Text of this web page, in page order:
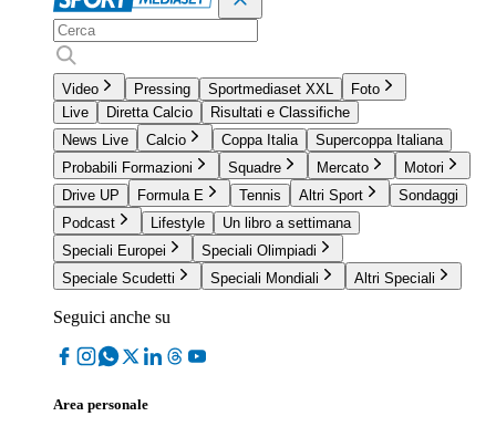
Video Pressing Sportmediaset XXL
Foto
Live
Diretta Calcio
Risultati e Classifiche
News Live
Calcio Coppa Italia
Supercoppa Italiana
Probabili Formazioni
Squadre Mercato
Motori
Drive UP
Formula E Tennis Altri Sport
Sondaggi
Podcast
Lifestyle
Un libro a settimana
Speciali Europei
Speciali Olimpiadi
Speciale Scudetti
Speciali Mondiali Altri Speciali
Seguici anche su
Area personale